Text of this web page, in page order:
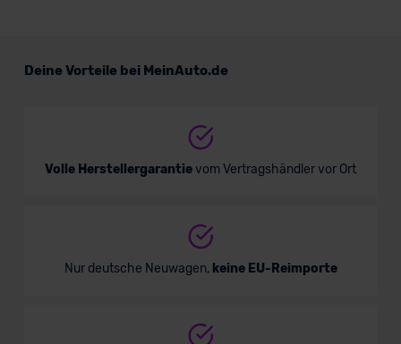
Deine Vorteile bei MeinAuto.de
Volle Herstellergarantievom Vertragshändler vor Ort
Nur deutsche Neuwagen, keine EU-Reimporte